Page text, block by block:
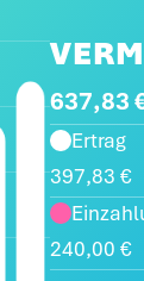
637,83
Ertrag
397,83 €
240,00 €